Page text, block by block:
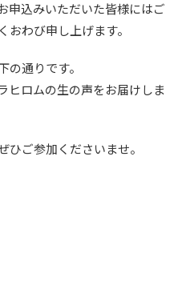
申込みいただいた皆様にはご
わび申し上げます。
の通りです。
ヒロムの生の声をお届けしま
ひご参加くださいませ。